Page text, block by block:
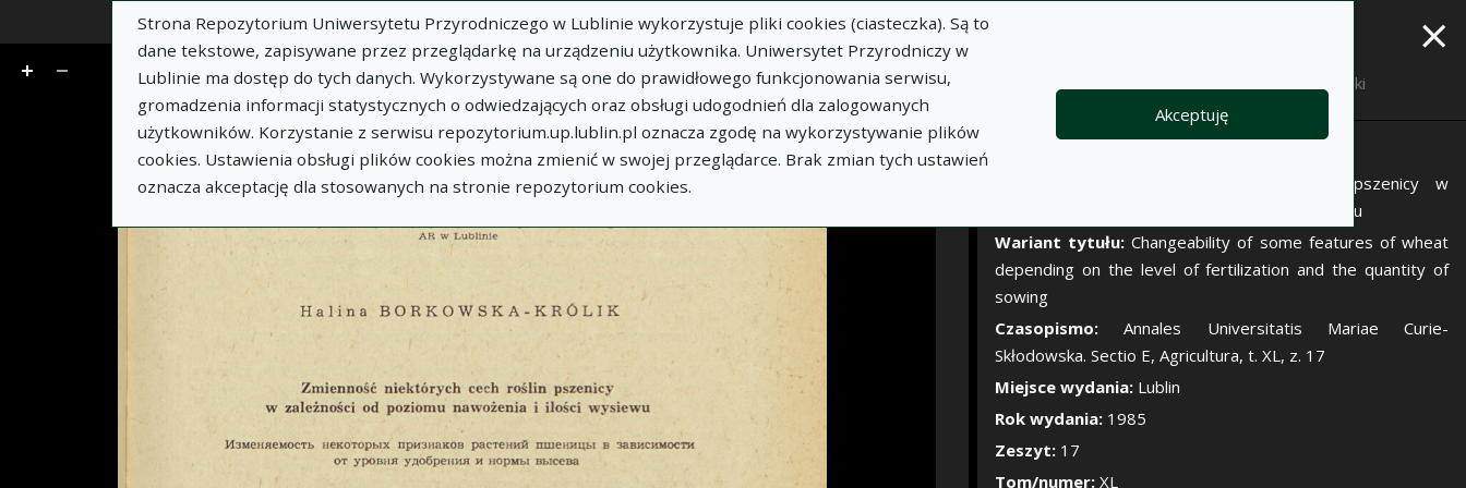
Strona Repozytorium Uniwersytetu Przyrodniczego w Lublinie wykorzystuje pliki cookies (ciasteczka). Są to
dane tekstowe, zapisywane przez przeglądarkę na urządzeniu użytkownika. Uniwersytet Przyrodniczy w
Lublinie ma dostęp do tych danych. Wykorzystywane są one do prawidłowego funkcjonowania serwisu,
gromadzenia informacji statystycznych o odwiedzających oraz obsługi udogodnień dla zalogowanych
użytkowników. Korzystanie z serwisu repozytorium.up.lublin.pl oznacza zgodę na wykorzystywanie plików
cookies. Ustawienia obsługi plików cookies można zmienić w swojej przeglądarce. Brak zmian tych ustawień
oznacza akceptację dla stosowanych na stronie repozytorium cookies.
Akceptuję
z 7 Idź
WIĘCEJ INFORMACJI
×
Notatki
Zmienność niektórych cech roślin pszenicy w
zależności od poziomu nawożenia i ilości wysiewu
Wariant tytułu:Changeability of some features of wheat
depending on the level of fertilization and the quantity of
sowing
Czasopismo:Annales Universitatis Mariae Curie-
Skłodowska. Sectio E, Agricultura, t. XL, z. 17
Miejsce wydania: Lublin
Rok wydania: 1985
Zeszyt: 17
Tom/numer:XL